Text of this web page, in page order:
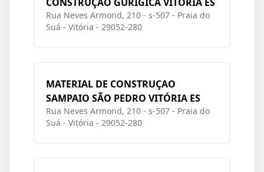
Rua Neves Armond, 210 - s-507 - Praia do
Suá - Vitória - 29052-280
MATERIAL DE CONSTRUÇAO
SAMPAIO SÃO PEDRO VITÓRIA ES
Rua Neves Armond, 210 - s-507 - Praia do
Suá - Vitória - 29052-280